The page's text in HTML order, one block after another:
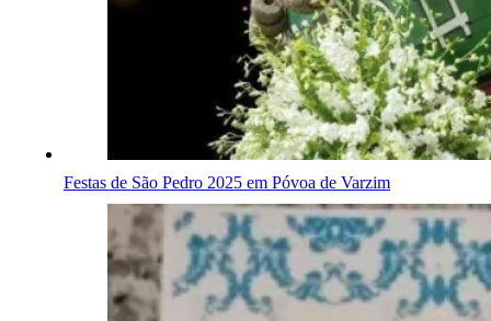
Festas de São Pedro 2025 em Póvoa de Varzim